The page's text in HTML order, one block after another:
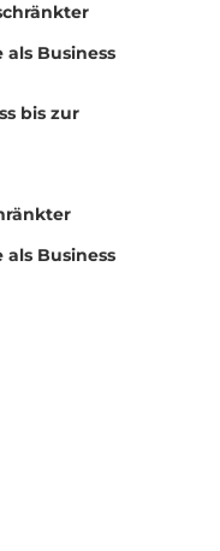
als Business
bis zur
als Business